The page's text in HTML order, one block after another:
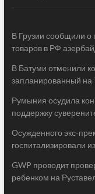
В Грузии сообщили о
товаров в РФ
В Батуми отменили
запланированный на
Румыния осудила
поддержку
Осужденного экс-
госпитализировали
GWP проводит
ребенком на